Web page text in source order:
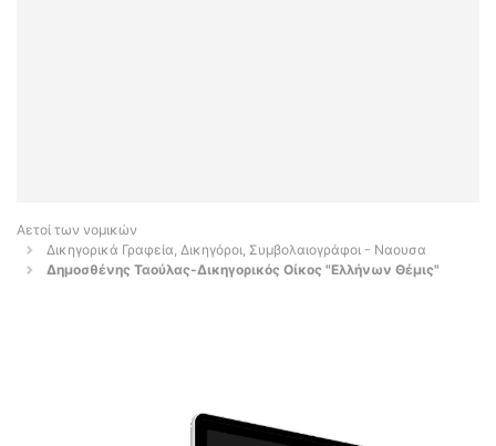
Αετοί των νομικών
Δικηγορικά Γραφεία, Δικηγόροι, Συμβολαιογράφοι - Ναουσα
Δημοσθένης Ταούλας-Δικηγορικός Οίκος "Ελλήνων Θέμις"